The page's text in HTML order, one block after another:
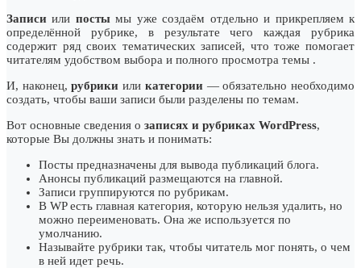
Записи или постымы уже создаём отдельно и прикрепляем к
определённой рубрике, в результате чего каждая рубрика
содержит ряд своих тематических записей, что тоже помогает
читателям удобством выбора и полного просмотра темы .
И, наконец,рубрикиили категории— обязательно необходимо
создать, чтобы ваши записи были разделены по темам.
Вот основные сведения о записях и рубриках WordPress,
которые Вы должны знать и понимать:
Посты предназначены для вывода публикаций блога.
Анонсы публикаций размещаются на главной.
Записи группируются по рубрикам.
В WP есть главная категория, которую нельзя удалить, но
можно переименовать. Она же используется по
умолчанию.
Называйте рубрики так, чтобы читатель мог понять, о чем
в ней идет речь.